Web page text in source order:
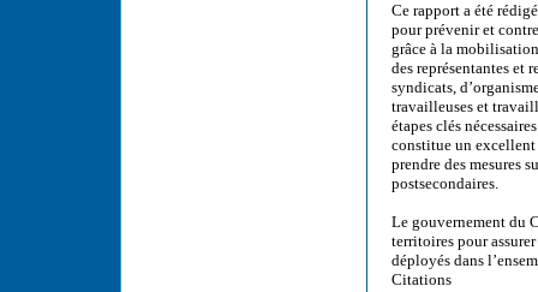
Ce rapport a été
pour prévenir et
grâce à la
des représentantes et
syndicats,
travailleuses et
étapes clés
constitue un excellent
prendre des mesures
postsecondaires.
Le gouvernement du
territoires pour
déployés dans
Citations